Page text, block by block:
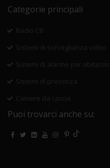
Categorie principali
Radio CB
Sistemi di sorveglianza video
Sistemi di alarme per abitazioni
Sistemi di presenza
Camere da caccia
Puoi trovarci anche su: